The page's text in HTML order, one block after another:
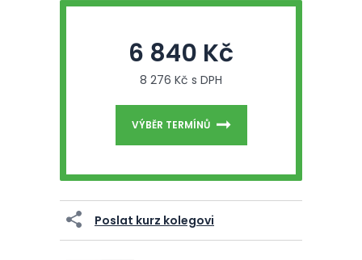
6 840 Kč
8 276 Kč s DPH
VÝBĚR TERMÍNŮ
Poslat kurz kolegovi